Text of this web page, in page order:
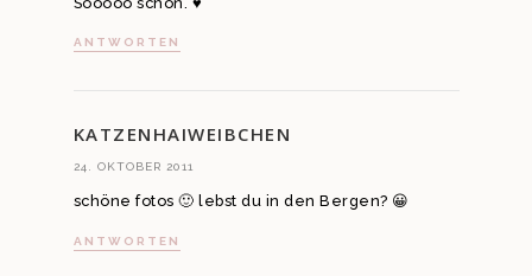
ANTWORTEN
KATZENHAIWEIBCHEN
24. OKTOBER 2011
schöne fotos 🙂 lebst du in den Bergen? 😀
ANTWORTEN